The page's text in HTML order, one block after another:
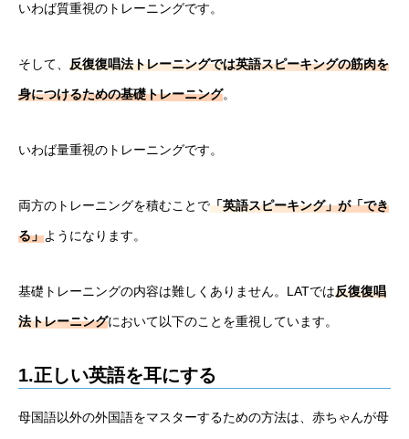
いわば質重視のトレーニングです。
そして、 反復復唱法トレーニングでは英語スピーキングの筋肉を
身につけるための基礎トレーニング。
いわば量重視のトレーニングです。
両方のトレーニングを積むことで「英語スピーキング」が「でき
る」ようになります。
基礎トレーニングの内容は難しくありません。LATでは反復復唱
法トレーニングにおいて以下のことを重視しています。
1.正しい英語を耳にする
母国語以外の外国語をマスターするための方法は、赤ちゃんが母